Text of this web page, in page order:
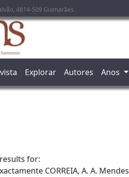
4814-509 Guimarães
Explorar Autores Anos
for:
CORREIA, A. A. Mendes